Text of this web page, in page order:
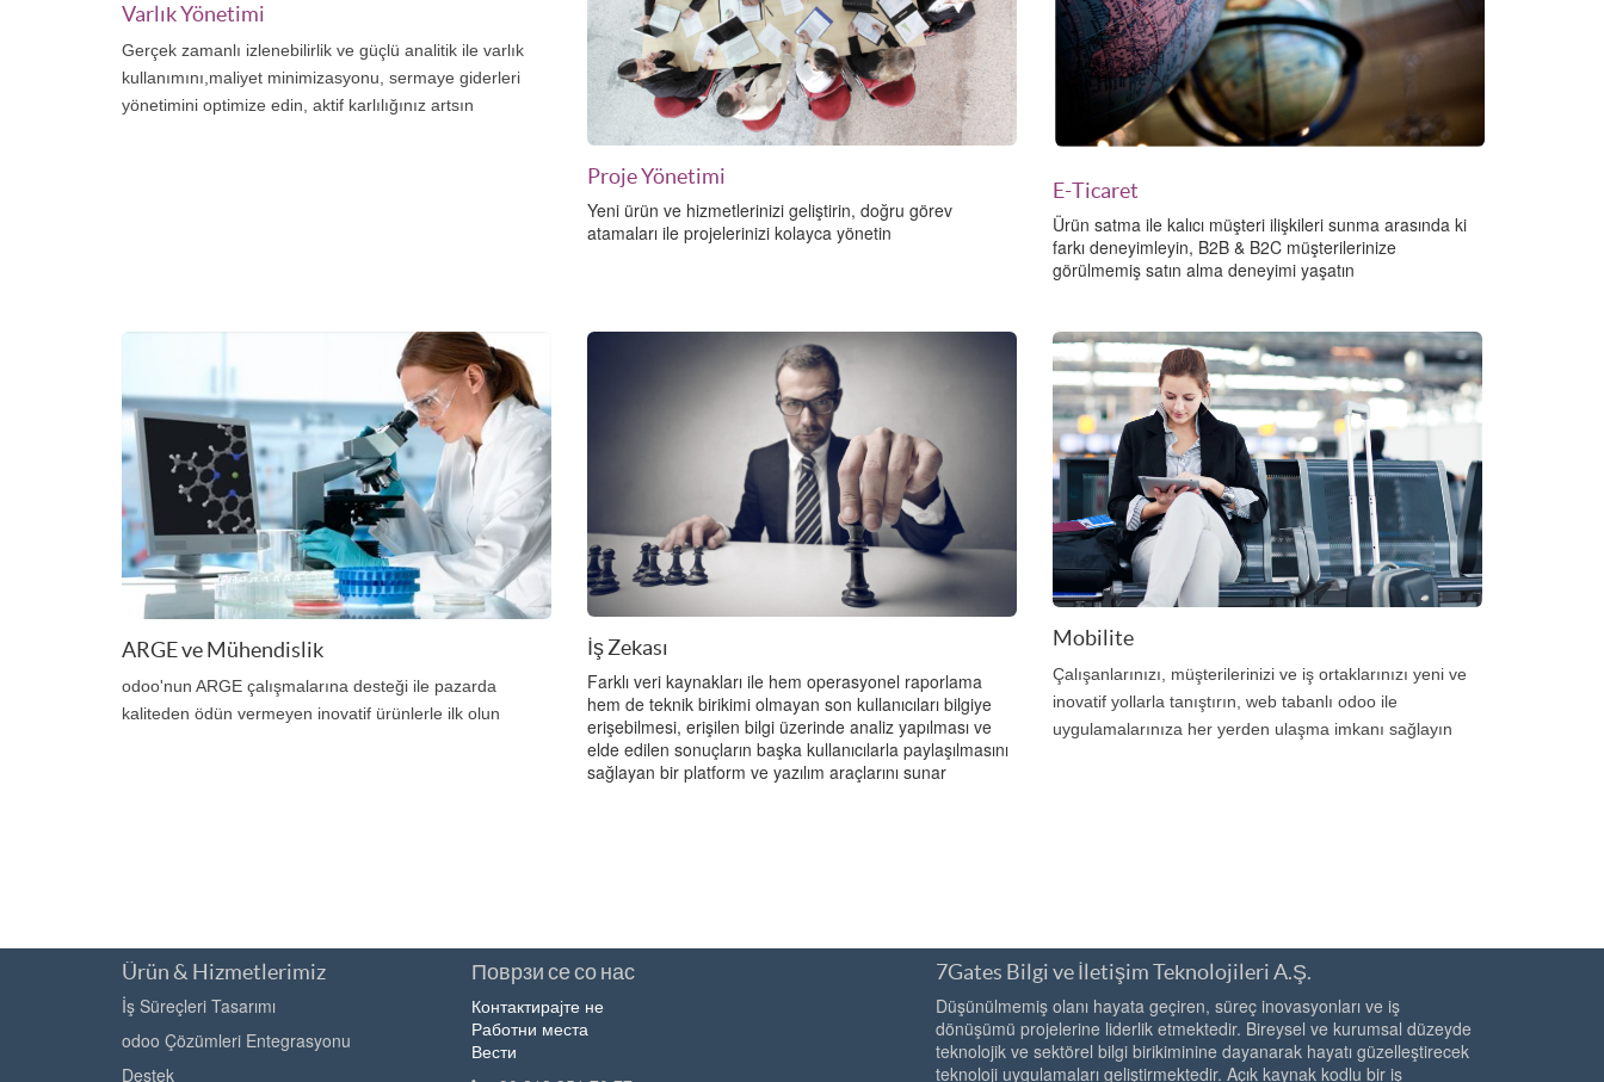
Varlık Yönetimi
Gerçek zamanlı izlenebilirlik ve güçlü analitik ile varlık
kullanımını,maliyet minimizasyonu, sermaye giderleri
yönetimini optimize edin, aktif karlılığınız artsın
Proje Yönetimi
Yeni ürün ve hizmetlerinizi geliştirin, doğru görev
atamaları ile projelerinizi kolayca yönetin
E-Ticaret
Ürün satma ile kalıcı müşteri ilişkileri sunma arasında ki
farkı deneyimleyin, B2B & B2C müşterilerinize
görülmemiş satın alma deneyimi yaşatın
ARGE ve Mühendislik
odoo'nun ARGE çalışmalarına desteği ile pazarda
kaliteden ödün vermeyen inovatif ürünlerle ilk olun
İş Zekası
Farklı veri kaynakları ile hem operasyonel raporlama
hem de teknik birikimi olmayan son kullanıcıları bilgiye
erişebilmesi, erişilen bilgi üzerinde analiz yapılması ve
elde edilen sonuçların başka kullanıcılarla paylaşılmasını
sağlayan bir platform ve yazılım araçlarını sunar
Mobilite
Çalışanlarınızı, müşterilerinizi ve iş ortaklarınızı yeni ve
inovatif yollarla tanıştırın, web tabanlı odoo ile
uygulamalarınıza her yerden ulaşma imkanı sağlayın
Ürün & Hizmetlerimiz
İş Süreçleri Tasarımı
odoo Çözümleri Entegrasyonu
Destek
Поврзи се со нас
Контактирајте не
Работни места
Вести
7Gates Bilgi ve İletişim Teknolojileri A.Ş.
Düşünülmemiş olanı hayata geçiren, süreç inovasyonları ve iş
dönüşümü projelerine liderlik etmektedir. Bireysel ve kurumsal düzeyde
teknolojik ve sektörel bilgi birikiminine dayanarak hayatı güzelleştirecek
teknoloji uygulamaları geliştirmektedir. Açık kaynak kodlu bir iş